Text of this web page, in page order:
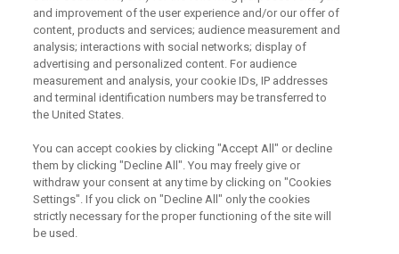
Užitečné odkazy
Právní Podmínky
Souhlas se zpracováním osobních údajů a cookies
Souhlas se zpracováním osobních údajů k marketingovým
Saint-Gobain Construction Products
CZ a.s., IČ:25029673, se sídlem
Praha 8, Smrčkova 2485/4, PSČ 180
and improvement of the user experience and/or our offer of
content, products and services; audience measurement and
analysis; interactions with social networks; display of
advertising and personalized content. For audience
measurement and analysis, your cookie IDs, IP addresses
and terminal identification numbers may be transferred to
the United States.
You can accept cookies by clicking "Accept All" or decline
them by clicking "Decline All". You may freely give or
withdraw your consent at any time by clicking on "Cookies
Settings". If you click on "Decline All" only the cookies
strictly necessary for the proper functioning of the site will
be used.